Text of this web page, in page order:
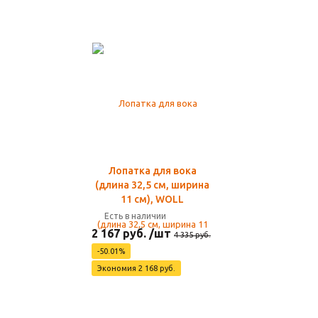
Лопатка для вока
(длина 32,5 см, ширина
11 см), WOLL
Есть в наличии
2 167 руб. /шт 4 335 руб.
-50.01%
Экономия 2 168 руб.